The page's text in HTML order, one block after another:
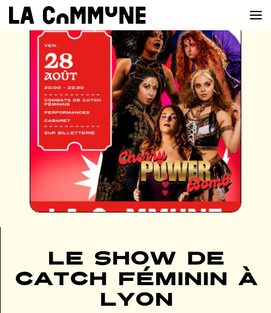
VOIR LA CARTE
CHEFS
PROG’
BAR
PRIVATISER
RESERVER
Le show de
catch féminin à
Lyon